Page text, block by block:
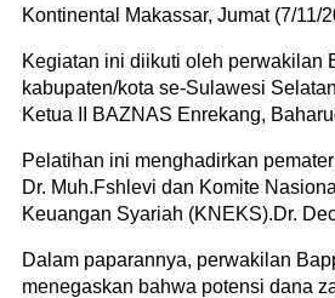
Kontinental Makassar, Jumat (7/11/
Kegiatan ini diikuti oleh perwakilan
kabupaten/kota se-Sulawesi
Ketua II BAZNAS Enrekang,
Pelatihan ini menghadirkan
Dr. Muh.Fshlevi dan Komite
Keuangan Syariah (KNEKS).Dr.
Dalam paparannya, perwakilan
menegaskan bahwa potensi dana